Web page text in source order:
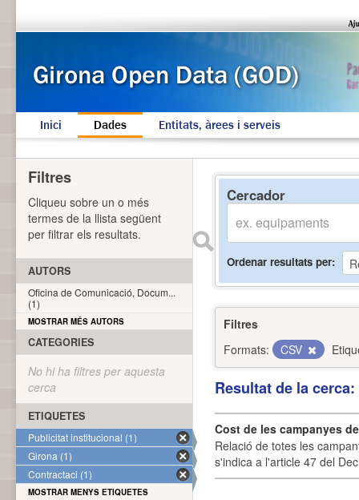
Inici Dades Entitats, àrees i serveis
Cercador
Ordenar resultats per
Filtres
Formats:
CSV
Resultat de la
Cost de les campanyes
Relació de totes les
s'indica a l'article 47 del
Filtres
Cliqueu sobre un o més
termes de la llista següent
per filtrar els resultats.
AUTORS
Oficina de Comunicació, Docum...
(1)
MOSTRAR MÉS AUTORS
CATEGORIES
No hi ha filtres per aquesta
cerca
ETIQUETES
Publicitat institucional (1)
Girona (1)
Contractaci (1)
MOSTRAR MENYS ETIQUETES